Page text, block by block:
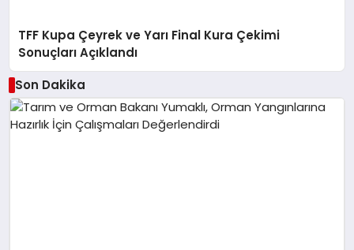
TFF Kupa Çeyrek ve Yarı Final Kura Çekimi
Sonuçları Açıklandı
Son Dakika